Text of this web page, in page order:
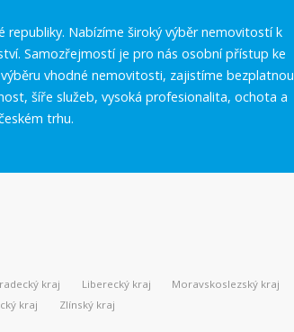
republiky. Nabízíme široký výběr nemovitostí k
Samozřejmostí je pro nás osobní přístup ke
vhodné nemovitosti, zajistíme bezplatnou
šíře služeb, vysoká profesionalita, ochota a
trhu.
kraj Liberecký kraj
Moravskoslezský kraj
kraj Zlínský kraj